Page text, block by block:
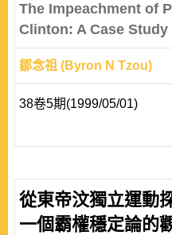
The Impeachment of
Clinton: A Case Study
鄒念祖 (Byron N Tzou)
38卷5期(1999/05/01)
從東帝汶獨立運動
一個霸權穩定論的